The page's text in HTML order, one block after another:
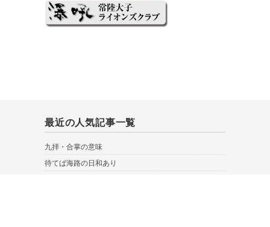
最近の人気記事一覧
九拝・合掌の意味
待てば海路の日和あり